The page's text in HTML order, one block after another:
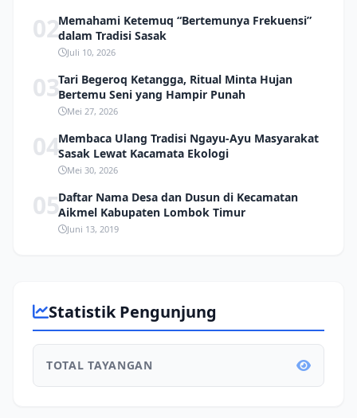
02Memahami Ketemuq “Bertemunya Frekuensi”
dalam Tradisi Sasak
Juli 10, 2026
03Tari Begeroq Ketangga, Ritual Minta Hujan
Bertemu Seni yang Hampir Punah
Mei 27, 2026
04Membaca Ulang Tradisi Ngayu-Ayu Masyarakat
Sasak Lewat Kacamata Ekologi
Mei 30, 2026
05Daftar Nama Desa dan Dusun di Kecamatan
Aikmel Kabupaten Lombok Timur
Juni 13, 2019
Statistik Pengunjung
TOTAL TAYANGAN